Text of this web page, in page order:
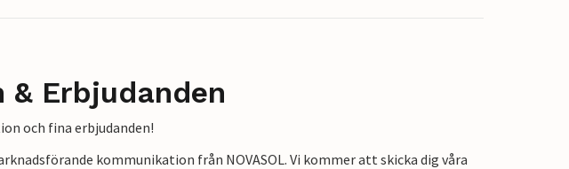
Erbjudanden
och fina erbjudanden!
kommunikation från NOVASOL. Vi kommer att skicka dig våra